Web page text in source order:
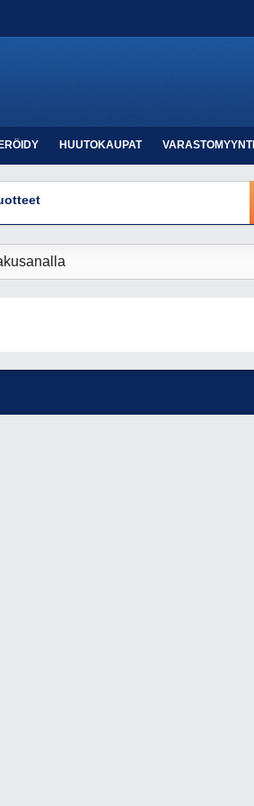
HUUTOKAUPAT VARASTOMYYNTI